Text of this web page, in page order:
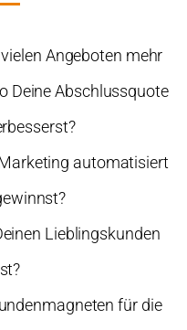
Angeboten mehr
Deine Abschlussquote
automatisiert
Lieblingskunden
für die